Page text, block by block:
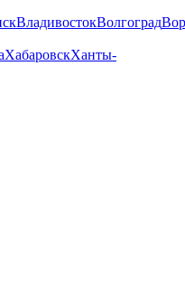
ВладивостокВолгоград
ХабаровскХанты-